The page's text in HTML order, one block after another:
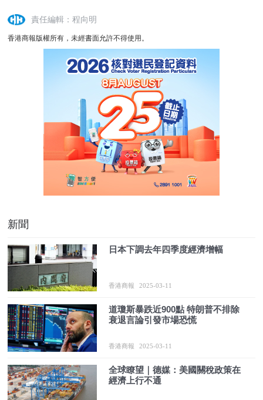
責任編輯：程向明
香港商報版權所有，未經書面允許不得使用。
新聞
日本下調去年四季度經濟增幅
香港商報 2025-03-11
道瓊斯暴跌近900點 特朗普不排除
衰退言論引發市場恐慌
香港商報 2025-03-11
全球瞭望｜德媒：美國關稅政策在
經濟上行不通